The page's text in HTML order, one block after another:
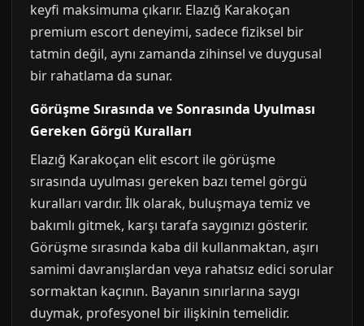
keyfi maksimuma çıkarır. Elazığ Karakoçan
premium escort deneyimi, sadece fiziksel bir
tatmin değil, aynı zamanda zihinsel ve duygusal
bir rahatlama da sunar.
Görüşme Sırasında ve Sonrasında Uyulması
Gereken Görgü Kuralları
Elazığ Karakoçan elit escort ile görüşme
sırasında uyulması gereken bazı temel görgü
kuralları vardır. İlk olarak, buluşmaya temiz ve
bakımlı gitmek, karşı tarafa saygınızı gösterir.
Görüşme sırasında kaba dil kullanmaktan, aşırı
samimi davranışlardan veya rahatsız edici sorular
sormaktan kaçının. Bayanın sınırlarına saygı
duymak, profesyonel bir ilişkinin temelidir.